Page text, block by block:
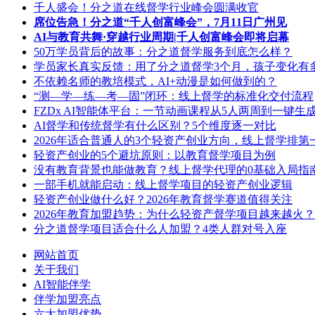
千人盛会！分之道在线督学行业峰会圆满收官
席位告急！分之道“千人创富峰会”，7月11日广州见
AI与教育共舞·穿越行业周期|千人创富峰会即将启幕
50万学员背后的故事：分之道督学服务到底怎么样？
学员家长真实反馈：用了分之道督学3个月，孩子变化有
不依赖名师的教培模式，AI+动漫是如何做到的？
“测—学—练—考—固”闭环：线上督学的标准化交付流程
FZDx AI智能体平台：一节动画课程从5人两周到一键生
AI督学和传统督学有什么区别？5个维度逐一对比
2026年适合普通人的3个轻资产创业方向，线上督学排第
轻资产创业的5个避坑原则：以教育督学项目为例
没有教育背景也能做教育？线上督学代理的0基础入局指
一部手机就能启动：线上督学项目的轻资产创业逻辑
轻资产创业做什么好？2026年教育督学赛道值得关注
2026年教育加盟趋势：为什么轻资产督学项目越来越火？
分之道督学项目适合什么人加盟？4类人群对号入座
网站首页
关于我们
AI智能伴学
伴学加盟亮点